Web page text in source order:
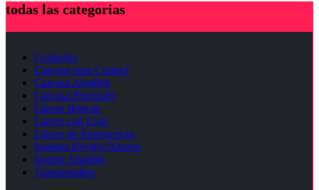
todas las categorias
Controles
Carcasa para Control
Carcasa Abatible
Carcasa Proximity
Llaves Huecas
Llaves con Chip
Llaves de Emergencia
Insertos Keydiy/Xhorse
Inserto Abatible
Transponders